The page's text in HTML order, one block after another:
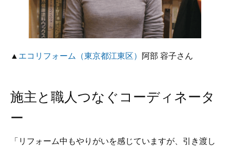
▲エコリフォーム（東京都江東区） 阿部 容子さん
施主と職人つなぐコーディネータ
ー
「リフォーム中もやりがいを感じていますが、引き渡し